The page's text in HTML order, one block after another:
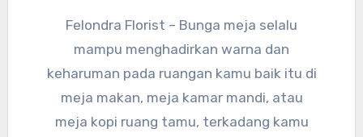
Felondra Florist – Bunga meja selalu
mampu menghadirkan warna dan
keharuman pada ruangan kamu baik itu di
meja makan, meja kamar mandi, atau
meja kopi ruang tamu, terkadang kamu